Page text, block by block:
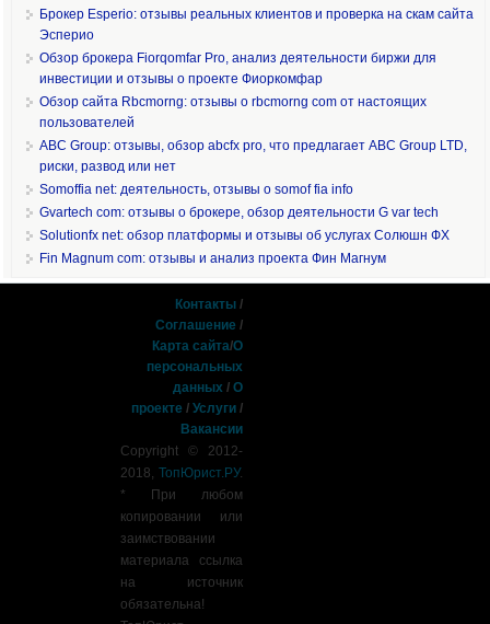
Брокер Esperio: отзывы реальных клиентов и проверка на скам сайта
Эсперио
Обзор брокера Fiorqomfar Pro, анализ деятельности биржи для
инвестиции и отзывы о проекте Фиоркомфар
Обзор сайта Rbcmorng: отзывы о rbcmorng com от настоящих
пользователей
ABC Group: отзывы, обзор abcfx pro, что предлагает ABC Group LTD,
риски, развод или нет
Somoffia net: деятельность, отзывы о somof fia info
Gvartech com: отзывы о брокере, обзор деятельности G var tech
Solutionfx net: обзор платформы и отзывы об услугах Солюшн ФХ
Fin Magnum com: отзывы и анализ проекта Фин Магнум
Контакты /
Соглашение /
Карта сайта/О
персональных
данных /О
проекте /Услуги /
Вакансии
Copyright © 2012-
2018,ТопЮрист.РУ.
* При любом
копировании или
заимствовании
материала ссылка
на источник
обязательна!